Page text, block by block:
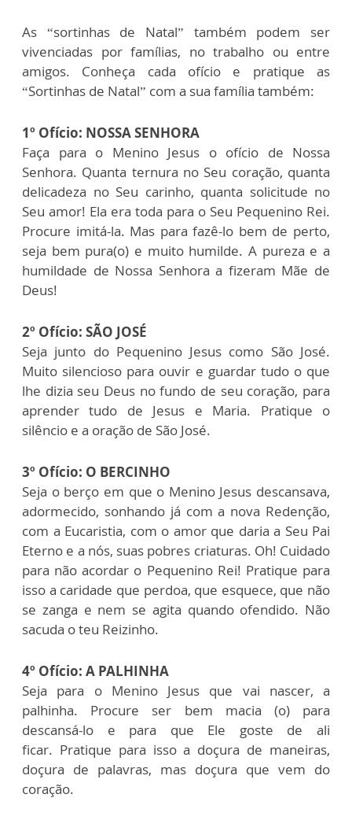
As “sortinhas de Natal” também podem ser
vivenciadas por famílias, no trabalho ou entre
amigos. Conheça cada ofício e pratique as
“Sortinhas de Natal” com a sua família também:
1º Ofício: NOSSA SENHORA
Faça para o Menino Jesus o ofício de Nossa
Senhora. Quanta ternura no Seu coração, quanta
delicadeza no Seu carinho, quanta solicitude no
Seu amor! Ela era toda para o Seu Pequenino Rei.
Procure imitá-la. Mas para fazê-lo bem de perto,
seja bem pura(o) e muito humilde. A pureza e a
humildade de Nossa Senhora a fizeram Mãe de
Deus!
2º Ofício: SÃO JOSÉ
Seja junto do Pequenino Jesus como São José.
Muito silencioso para ouvir e guardar tudo o que
lhe dizia seu Deus no fundo de seu coração, para
aprender tudo de Jesus e Maria. Pratique o
silêncio e a oração de São José.
3º Ofício: O BERCINHO
Seja o berço em que o Menino Jesus descansava,
adormecido, sonhando já com a nova Redenção,
com a Eucaristia, com o amor que daria a Seu Pai
Eterno e a nós, suas pobres criaturas. Oh! Cuidado
para não acordar o Pequenino Rei! Pratique para
isso a caridade que perdoa, que esquece, que não
se zanga e nem se agita quando ofendido. Não
sacuda o teu Reizinho.
4º Ofício: A PALHINHA
Seja para o Menino Jesus que vai nascer, a
palhinha. Procure ser bem macia (o) para
descansá-lo e para que Ele goste de ali
ficar. Pratique para isso a doçura de maneiras,
doçura de palavras, mas doçura que vem do
coração.